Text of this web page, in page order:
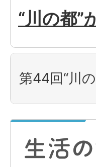
“川の都”
第44回“川